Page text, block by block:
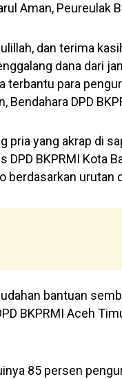
Aman, Peureulak
dan terima
dana dari
terbantu para
Bendahara DPD
pria yang akrap di
DPD BKPRMI Kota
berdasarkan urutan
bantuan
BKPRMI Aceh
85 persen